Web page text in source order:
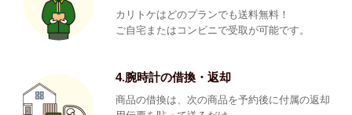
カリトケはどのプランでも送料無料！
ご自宅またはコンビニで受取が可能です。
4.腕時計の借換・返却
商品の借換は、次の商品を予約後に付属の返却